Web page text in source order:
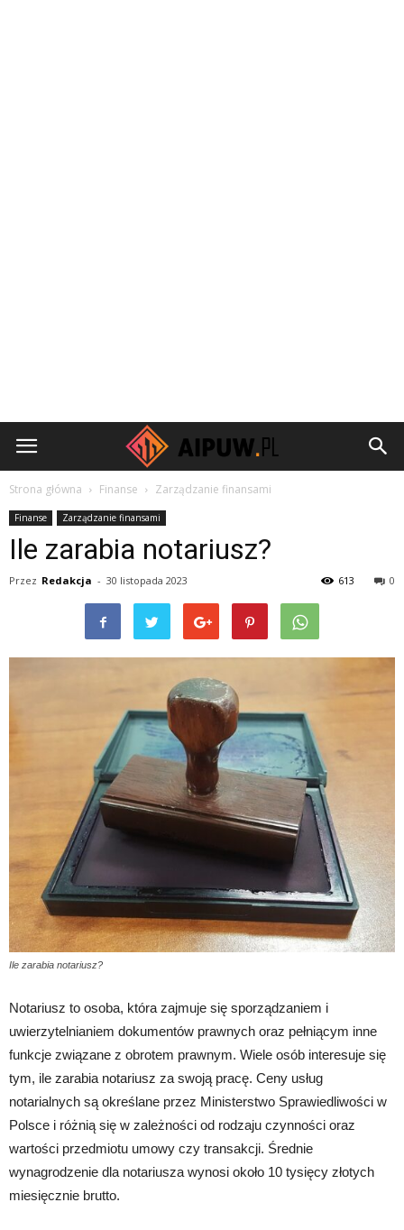
Aipuw.pl
Strona główna Finanse Zarządzanie finansami
Finanse Zarządzanie finansami
Ile zarabia notariusz?
Przez Redakcja - 30 listopada 2023 0
613
Ile zarabia notariusz?
Notariusz to osoba, która zajmuje się sporządzaniem i
uwierzytelnianiem dokumentów prawnych oraz pełniącym inne
funkcje związane z obrotem prawnym. Wiele osób interesuje się
tym, ile zarabia notariusz za swoją pracę. Ceny usług
notarialnych są określane przez Ministerstwo Sprawiedliwości w
Polsce i różnią się w zależności od rodzaju czynności oraz
wartości przedmiotu umowy czy transakcji. Średnie
wynagrodzenie dla notariusza wynosi około 10 tysięcy złotych
miesięcznie brutto.